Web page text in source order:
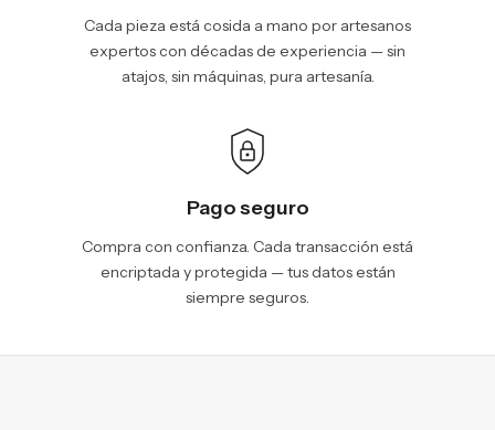
Cada pieza está cosida a mano por artesanos
expertos con décadas de experiencia — sin
atajos, sin máquinas, pura artesanía.
Pago seguro
Compra con confianza. Cada transacción está
encriptada y protegida — tus datos están
siempre seguros.